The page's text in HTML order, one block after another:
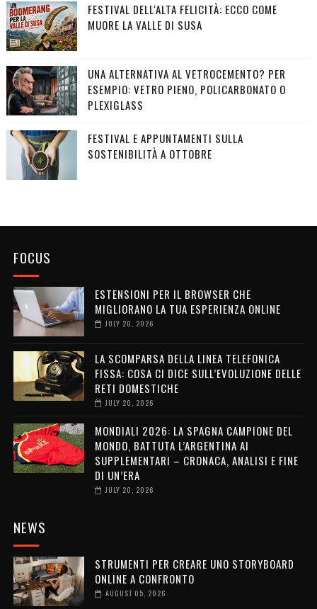
FESTIVAL DELL'ALTA FELICITÀ: ECCO COME
MUORE LA VALLE DI SUSA
UNA ALTERNATIVA AL VETROCEMENTO? PER
ESEMPIO: VETRO PIENO, POLICARBONATO O
PLEXIGLASS
FESTIVAL E APPUNTAMENTI SULLA
SOSTENIBILITÀ A OTTOBRE
FOCUS
ESTENSIONI PER IL BROWSER CHE
MIGLIORANO LA TUA ESPERIENZA ONLINE
JULY 20, 2026
LA SCOMPARSA DELLA LINEA TELEFONICA
FISSA: COSA CI DICE SULL’EVOLUZIONE DELLE
RETI DOMESTICHE
JULY 20, 2026
MONDIALI 2026: LA SPAGNA CAMPIONE DEL
MONDO, BATTUTA L’ARGENTINA AI
SUPPLEMENTARI – CRONACA, ANALISI E FINE
DI UN’ERA
JULY 20, 2026
NEWS
STRUMENTI PER CREARE UNO STORYBOARD
ONLINE A CONFRONTO
AUGUST 05, 2026